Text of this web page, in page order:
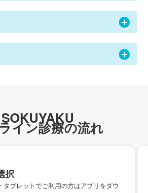
SOKUYAKU
イン診療の流れ
択
タブレットでご利用の方はアプリをダウ